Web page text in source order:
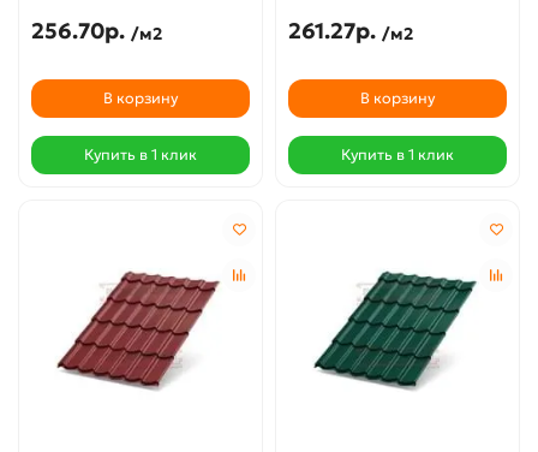
256.70р. /м2
В корзину
Купить в 1 клик
261.27р. /м2
В корзину
Купить в 1 клик